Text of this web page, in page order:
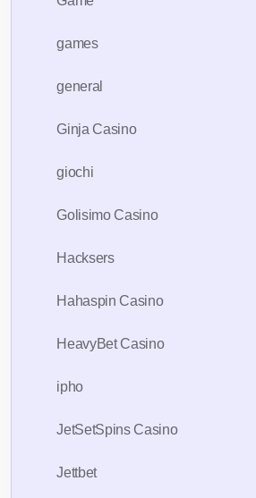
games
general
Ginja Casino
giochi
Golisimo Casino
Hacksers
Hahaspin Casino
HeavyBet Casino
ipho
JetSetSpins Casino
Jettbet